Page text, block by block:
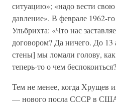
ситуацию»; «надо вести
давление». В феврале 1962-
Ульбрихта: «Что нас
договором? Да ничего. До 13
стены] мы ломали голову,
теперь-то о чем
Тем не менее, когда Хрущев
— нового посла СССР в